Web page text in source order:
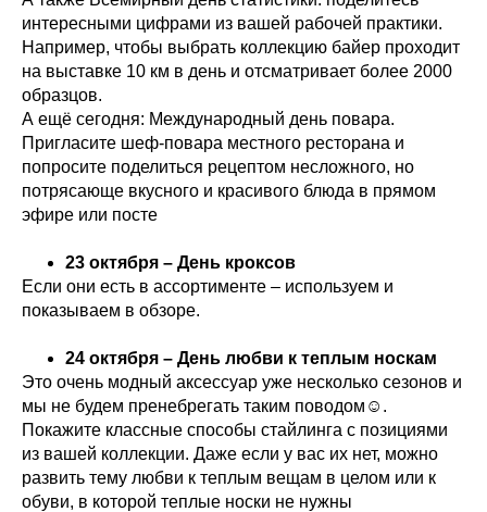
интересными цифрами из вашей рабочей практики.
Например, чтобы выбрать коллекцию байер проходит
на выставке 10 км в день и отсматривает более 2000
образцов.
А ещё сегодня: Международный день повара.
Пригласите шеф-повара местного ресторана и
попросите поделиться рецептом несложного, но
потрясающе вкусного и красивого блюда в прямом
эфире или посте
23 октября – День кроксов
Если они есть в ассортименте – используем и
показываем в обзоре.
24 октября – День любви к теплым носкам
Это очень модный аксессуар уже несколько сезонов и
мы не будем пренебрегать таким поводом☺.
Покажите классные способы стайлинга с позициями
из вашей коллекции. Даже если у вас их нет, можно
развить тему любви к теплым вещам в целом или к
обуви, в которой теплые носки не нужны